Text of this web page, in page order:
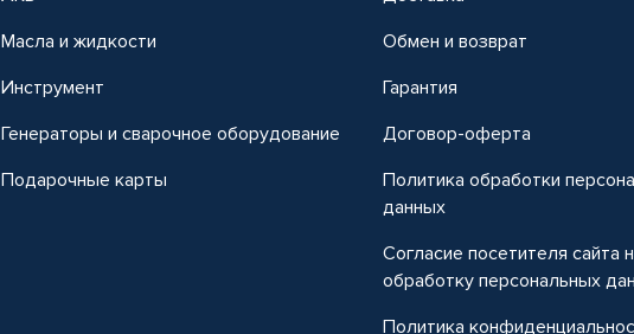
Масла и жидкости
Инструмент
Генераторы и сварочное оборудование
Подарочные карты
Обмен и возврат
Гарантия
Договор-оферта
Политика обработки
данных
Согласие посетителя сайта
обработку персональных
Политика